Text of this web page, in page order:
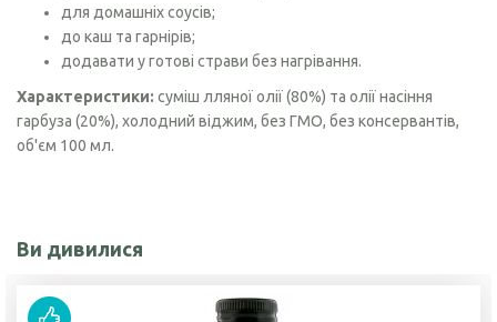
для домашніх соусів;
до каш та гарнірів;
додавати у готові страви без нагрівання.
Характеристики: суміш лляної олії (80%) та олії насіння
гарбуза (20%), холодний віджим, без ГМО, без консервантів,
об'єм 100 мл.
Ви дивилися